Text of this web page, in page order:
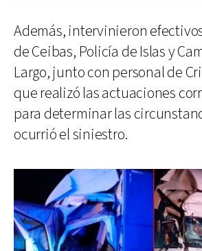
Además, intervinieron
de Ceibas, Policía de Islas y
Largo, junto con personal de
que realizó las actuaciones
para determinar las
ocurrió el siniestro.